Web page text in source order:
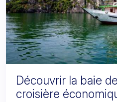
Découvrir la baie
croisière